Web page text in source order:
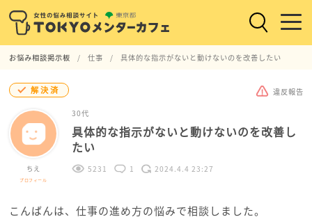
お悩み相談掲示板 仕事 具体的な指示がないと動けないのを改善したい
解決済 違反報告
ちえ
プロフィール
30代
具体的な指示がないと動けないのを改善し
たい
5231 1 2024.4.4 23:27
こんばんは、仕事の進め方の悩みで相談しました。